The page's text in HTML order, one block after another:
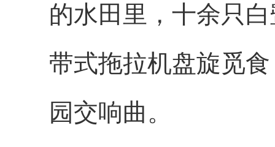
的水田里，十余只
带式拖拉机盘旋觅
园交响曲。